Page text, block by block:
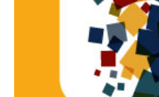
Tracce
Tracce Dinamiche è